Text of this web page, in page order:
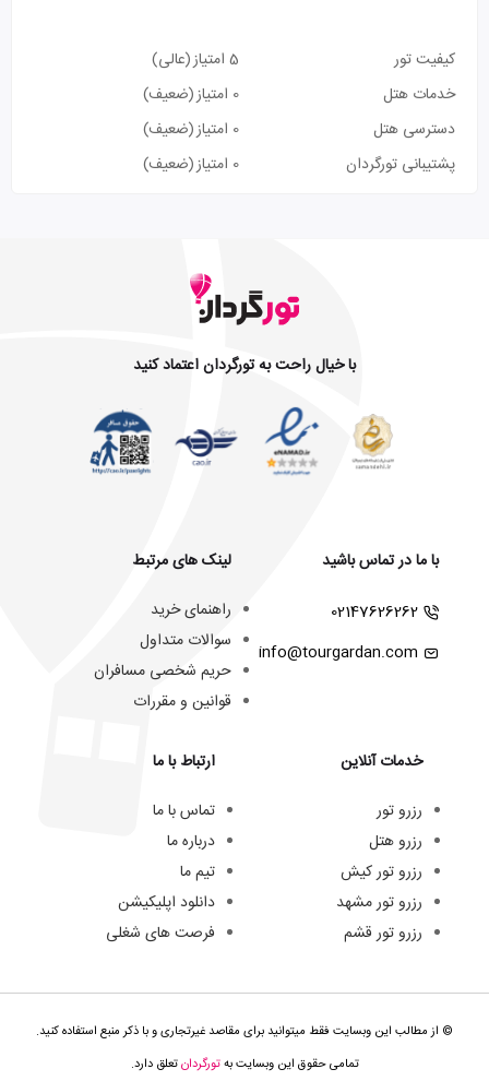
کیفیت تور 5 امتیاز
(عالی)
خدمات هتل
0 امتیاز
(ضعیف)
دسترسی هتل
0 امتیاز
(ضعیف)
پشتیبانی تورگردان
0 امتیاز (ضعیف)
با خیال راحت به تورگردان اعتماد کنید
با ما در تماس باشید
02147626262
info@tourgardan.com
خدمات آنلاین
رزرو تور
رزرو هتل
رزرو تور کیش
رزرو تور مشهد
رزرو تور قشم
لینک های مرتبط
راهنمای خرید
سوالات متداول
حریم شخصی مسافران
قوانین و مقررات
ارتباط با ما
تماس با ما
درباره ما
تیم ما
دانلود اپلیکیشن
فرصت های شغلی
© از مطالب این وبسایت فقط میتوانید برای مقاصد غیرتجاری و با ذکر منبع استفاده کنید.
تمامی حقوق این وبسایت بهتورگردانتعلق دارد.